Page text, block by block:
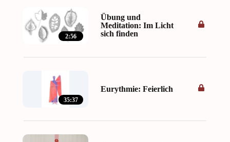
2:56
Übung und
Meditation: Im Licht
sich finden
35:37
Eurythmie: Feierlich